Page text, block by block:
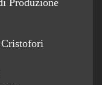
Produzione